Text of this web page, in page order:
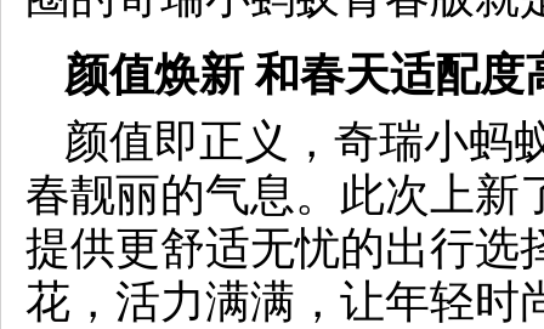
颜值焕新 和春天适配度
颜值即正义，奇瑞小蚂
春靓丽的气息。此次上新
提供更舒适无忧的出行选
花，活力满满，让年轻时